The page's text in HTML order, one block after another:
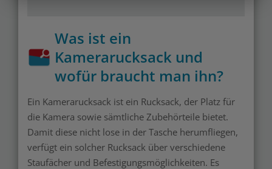
Was ist ein
Kamerarucksack und
wofür braucht man ihn?
Ein Kamerarucksack ist ein Rucksack, der Platz für
die Kamera sowie sämtliche Zubehörteile bietet.
Damit diese nicht lose in der Tasche herumfliegen,
verfügt ein solcher Rucksack über verschiedene
Staufächer und Befestigungsmöglichkeiten. Es